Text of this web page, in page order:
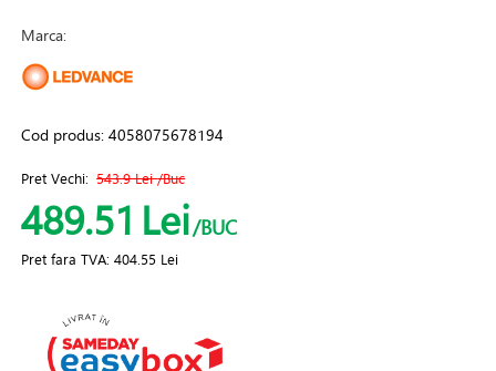
Marca:
Cod produs:4058075678194
Pret Vechi: 543.9 Lei/Buc
489.51Lei/BUC
Pret fara TVA:404.55 Lei